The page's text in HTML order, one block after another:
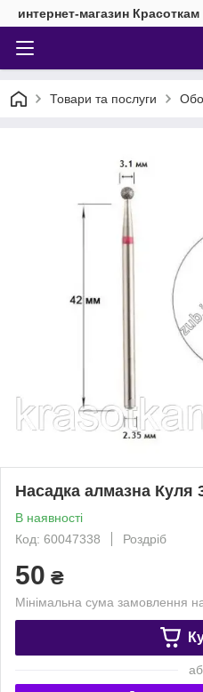
интернет-магазин Красоткам
Товари та послуги
Насадка алмазна Куля
В наявності
Код: 60047338
Роздріб
50 ₴
Мінімальна сума замовлення